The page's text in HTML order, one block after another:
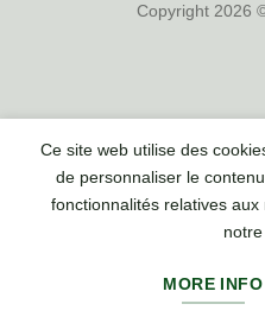
Copyright 2026
Ce site web utilise des
de personnaliser le
fonctionnalités relatives
notre
MORE INFO